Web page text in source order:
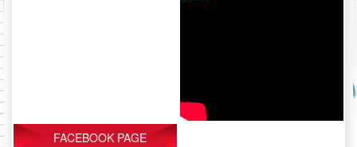
FACEBOOK PAGE